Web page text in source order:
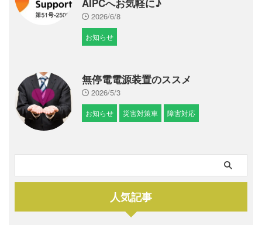
AIPCへお気軽に♪
2026/6/8
お知らせ
無停電電源装置のススメ
2026/5/3
お知らせ 災害対策車 障害対応
人気記事